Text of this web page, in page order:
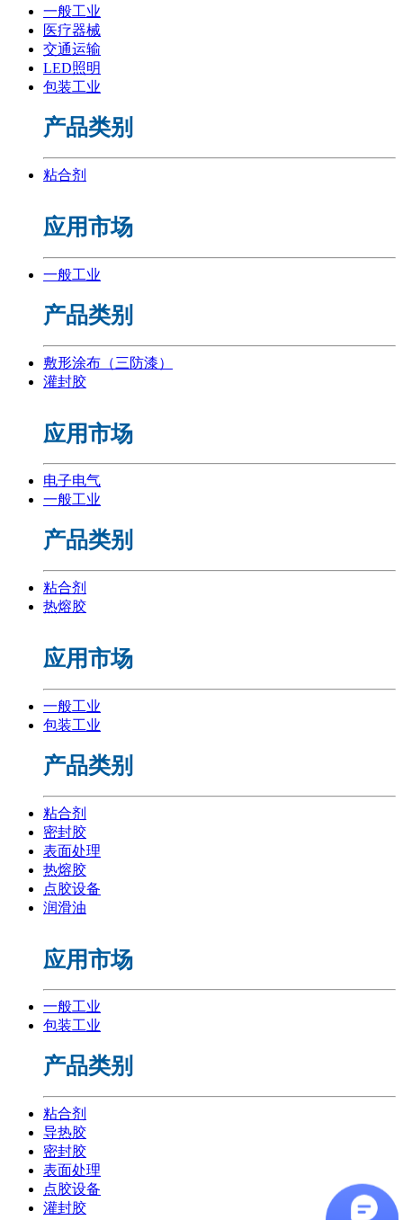
一般工业
医疗器械
交通运输
LED照明
包装工业
产品类别
粘合剂
应用市场
一般工业
产品类别
敷形涂布（三防漆）
灌封胶
应用市场
电子电气
一般工业
产品类别
粘合剂
热熔胶
应用市场
一般工业
包装工业
产品类别
粘合剂
密封胶
表面处理
热熔胶
点胶设备
润滑油
应用市场
一般工业
包装工业
产品类别
粘合剂
导热胶
密封胶
表面处理
点胶设备
灌封胶